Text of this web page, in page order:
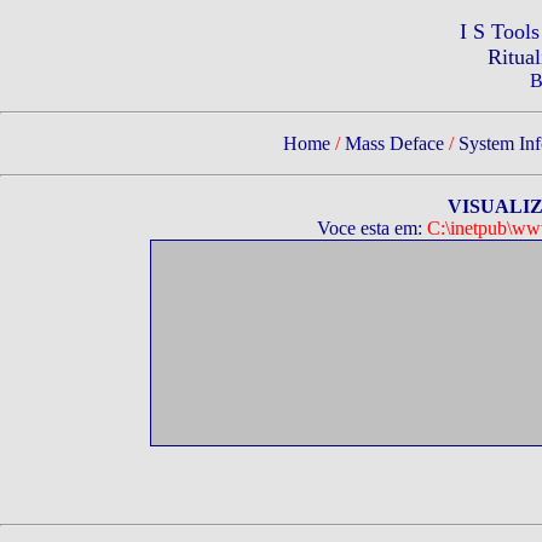
I S
Home / Mass Deface / System
Voce esta em: